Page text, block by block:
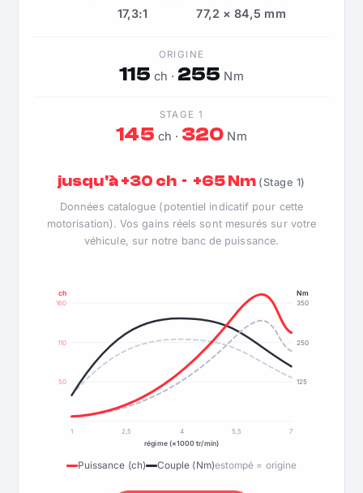
17,3:1 77,2 × 84,5 mm
ORIGINE
115 ch · 255 Nm
STAGE 1
145 ch · 320 Nm
jusqu'à +30 ch · +65 Nm (Stage 1)
Données catalogue (potentiel indicatif pour cette
motorisation). Vos gains réels sont mesurés sur votre
véhicule, sur notre banc de puissance.
50
110
160
125
250
350
ch Nm
1 2,5 4 5,5
7
régime (×1000 tr/min)
Puissance (ch) Couple (Nm)estompé = origine